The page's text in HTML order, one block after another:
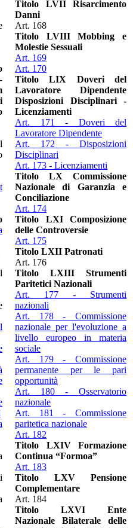
Titolo LVII Risarcimento
Danni
Art. 168
Titolo LVIII Mobbing e
Molestie Sessuali
Art. 169
Art. 170
Titolo LIX Doveri del
Lavoratore Dipendente
Disposizioni Disciplinari -
Licenziamenti
Art. 171 - Doveri del
Lavoratore Dipendente
Art. 172 - Disposizioni
Disciplinari
Art. 173 - Licenziamenti
Titolo LX Commissione
Nazionale di Garanzia e
Conciliazione
Art. 174
Titolo LXI Composizione
delle Controversie
Art. 175
Titolo LXII Patronati
Art. 176
Titolo LXIII Strumenti
Paritetici Nazionali
Art. 177 - Strumenti
nazionali
Art. 178 - Commissione
nazionale per l'evoluzione a
livello europeo in materia
sociale
Art. 179 - Commissione
permanente per le pari
opportunità
Art. 180 - Osservatorio
nazionale
Art. 181 - Commissione
paritetica nazionale
Art. 182
Titolo LXIV Formazione
Continua “Formoa”
Art. 183
Titolo LXV Pensione
Complementare
Art. 184
Titolo LXVI Ente
Nazionale Bilaterale delle